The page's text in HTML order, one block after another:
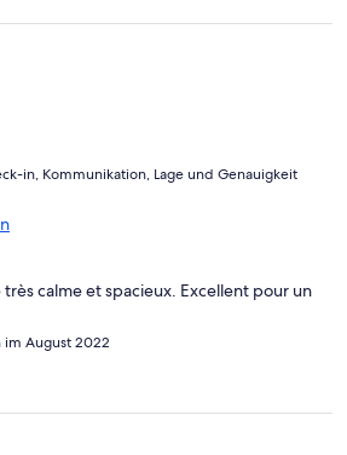
in, Kommunikation, Lage und Genauigkeit
calme et spacieux. Excellent pour un
im August 2022